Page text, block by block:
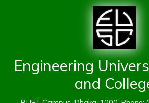
Engineering
and